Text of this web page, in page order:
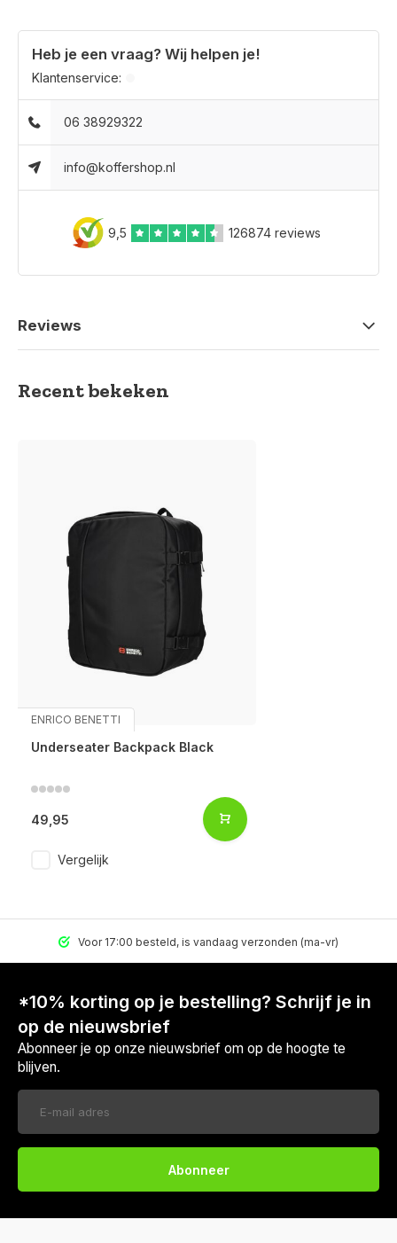
Heb je een vraag? Wij helpen je!
Klantenservice:
06 38929322
info@koffershop.nl
9,5 126874 reviews
Reviews
Recent bekeken
ENRICO BENETTI
Underseater Backpack Black
49,95
Vergelijk
Voor 17:00 besteld, is vandaag verzonden (ma-vr)
*10% korting op je bestelling? Schrijf je in
op de nieuwsbrief
Abonneer je op onze nieuwsbrief om op de hoogte te
blijven.
Abonneer